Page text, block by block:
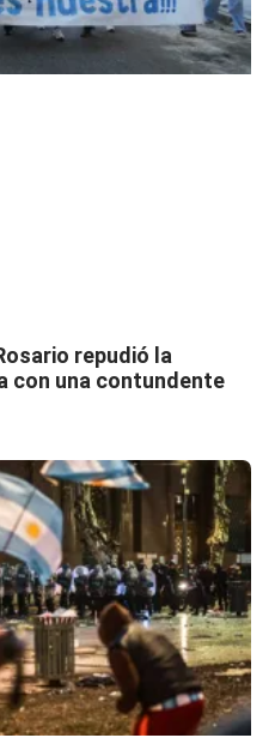
repudió la
con una contundente